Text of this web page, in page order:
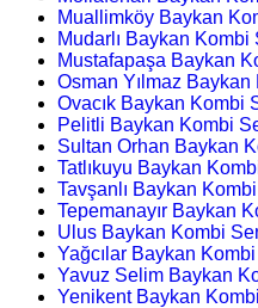
Muallimköy Baykan
Mudarlı Baykan Kombi
Mustafapaşa Baykan
Osman Yılmaz
Ovacık Baykan Kombi
Pelitli Baykan Kombi
Sultan Orhan Baykan
Tatlıkuyu Baykan
Tavşanlı Baykan
Tepemanayır Baykan
Ulus Baykan Kombi
Yağcılar Baykan
Yavuz Selim Baykan
Yenikent Baykan